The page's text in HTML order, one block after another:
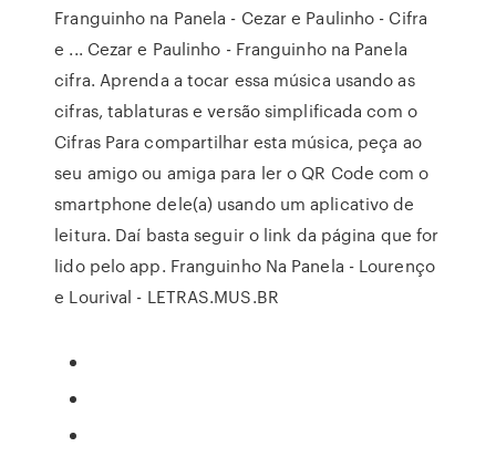
Franguinho na Panela - Cezar e Paulinho - Cifra
e ... Cezar e Paulinho - Franguinho na Panela
cifra. Aprenda a tocar essa música usando as
cifras, tablaturas e versão simplificada com o
Cifras Para compartilhar esta música, peça ao
seu amigo ou amiga para ler o QR Code com o
smartphone dele(a) usando um aplicativo de
leitura. Daí basta seguir o link da página que for
lido pelo app. Franguinho Na Panela - Lourenço
e Lourival - LETRAS.MUS.BR